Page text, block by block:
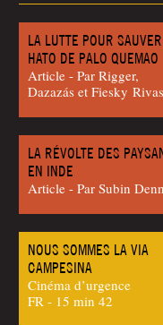
LA LUTTE POUR
HATO DE PALO QUEMAO
Article - Par Rig­ger,
Dazazás et Fies­ky Rivas
LA RÉVOLTE DES
EN INDE
Article - Par Sub­in
NOUS SOMMES LA VIA
CAMPESINA
Cinéma d’urgence
FR - 15 min 42